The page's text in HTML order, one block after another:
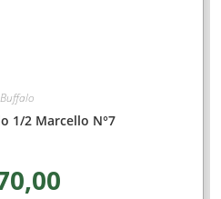
Buffalo
1/2 Marcello N°7